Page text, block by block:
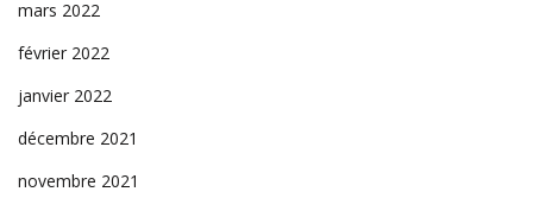
mars 2022
février 2022
janvier 2022
décembre 2021
novembre 2021